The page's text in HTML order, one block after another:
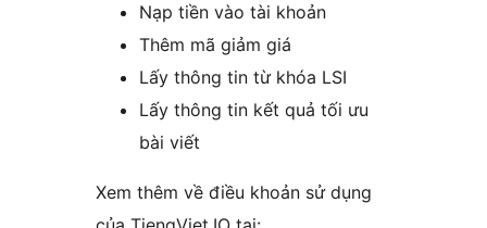
Nạp tiền vào tài khoản
Thêm mã giảm giá
Lấy thông tin từ khóa LSI
Lấy thông tin kết quả tối ưu
bài viết
Xem thêm về điều khoản sử dụng